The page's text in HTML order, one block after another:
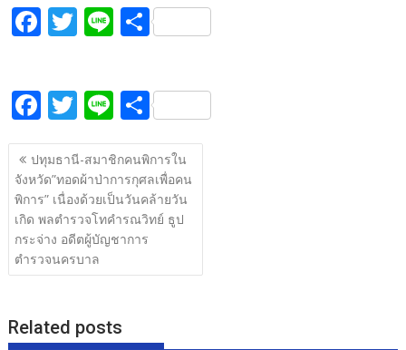
F
ac
b
o
o
k
T
w
er
Li
n
S
h
e
F
ac
e
b
o
o
k
T
w
itt
er
Li
n
e
S
h
ar
e
แนะแนว
เรื่อง
ปทุมธานี-สมาชิกคนพิการใน
จังหวัด”ทอดผ้าป่าการกุศลเพื่อคน
พิการ” เนื่องด้วยเป็นวันคล้ายวัน
เกิด พลตำรวจโทคำรณวิทย์ ธูป
กระจ่าง อดีตผู้บัญชาการ
ตำรวจนครบาล
Related posts